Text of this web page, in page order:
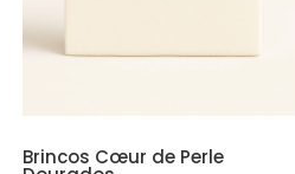
Brincos Cœur de Perle